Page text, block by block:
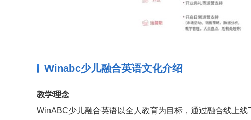
Winabc少儿融合英语文化介绍
教学理念
WinABC少儿融合英语以全人教育为目标，通过融合线上